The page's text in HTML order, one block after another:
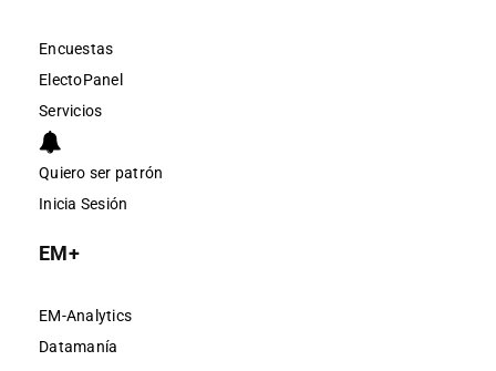
Encuestas
ElectoPanel
Servicios
Quiero ser patrón
Inicia Sesión
EM+
EM-Analytics
Datamanía